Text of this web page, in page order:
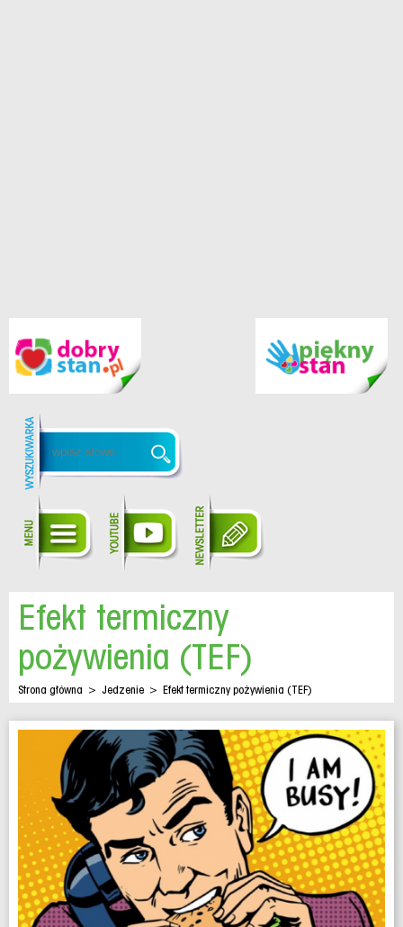
Efekt termiczny
pożywienia (TEF)
Strona główna > Jedzenie > Efekt termiczny pożywienia (TEF)